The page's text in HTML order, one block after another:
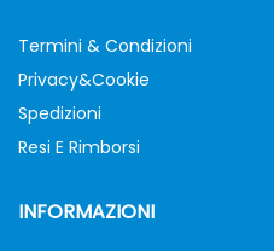
Termini & Condizioni
Privacy&Cookie
Spedizioni
Resi E Rimborsi
INFORMAZIONI